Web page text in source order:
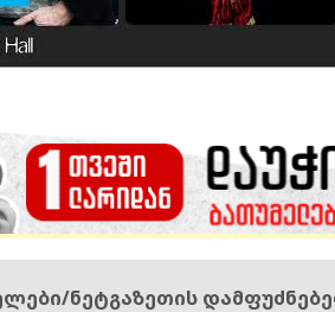
ნეტგაზეთის